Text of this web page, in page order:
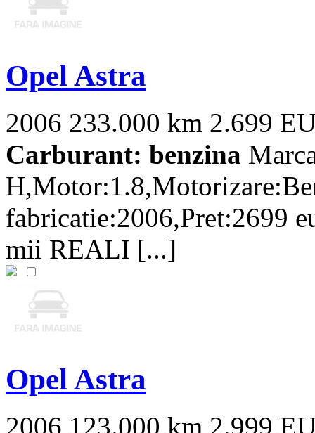
Opel Astra
2006 233.000 km 2.699
Carburant: benzina
fabricatie:2006,Pret:2699
mii REALI [...]
Opel Astra
2006 123.000 km 2.999